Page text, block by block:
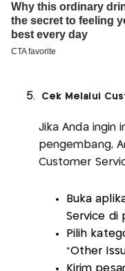
Cek Melalui
Jika Anda ingin
pengembang,
Customer
Buka
Service di
Pilih
“Other
Kirim